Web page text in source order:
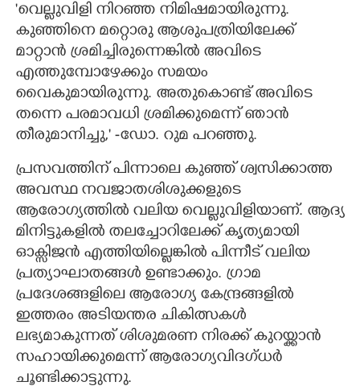
'വെല്ലുവിളി നിറഞ്ഞ നിമിഷമായിരുന്നു.
കുഞ്ഞിനെ മറ്റൊരു ആശുപത്രിയിലേക്ക്
മാറ്റാൻ ശ്രമിച്ചിരുന്നെങ്കിൽ അവിടെ
എത്തുമ്പോഴേക്കും സമയം
വൈകുമായിരുന്നു. അതുകൊണ്ട് അവിടെ
തന്നെ പരമാവധി ശ്രമിക്കുമെന്ന് ഞാൻ
തീരുമാനിച്ചു,' -ഡോ. റുമ പറഞ്ഞു.
പ്രസവത്തിന് പിന്നാലെ കുഞ്ഞ് ശ്വസിക്കാത്ത
അവസ്ഥ നവജാതശിശുക്കളുടെ
ആരോഗ്യത്തിൽ വലിയ വെല്ലുവിളിയാണ്. ആദ്യ
മിനിട്ടുകളിൽ തലച്ചോറിലേക്ക് കൃത്യമായി
ഓക്സിജൻ എത്തിയില്ലെങ്കിൽ പിന്നീട് വലിയ
പ്രത്യാഘാതങ്ങൾ ഉണ്ടാക്കും. ഗ്രാമ
പ്രദേശങ്ങളിലെ ആരോഗ്യ കേന്ദ്രങ്ങളിൽ
ഇത്തരം അടിയന്തര ചികിത്സകൾ
ലഭ്യമാകുന്നത് ശിശുമരണ നിരക്ക് കുറയ്ക്കാൻ
സഹായിക്കുമെന്ന് ആരോഗ്യവിദഗ്ധർ
ചൂണ്ടിക്കാട്ടുന്നു.